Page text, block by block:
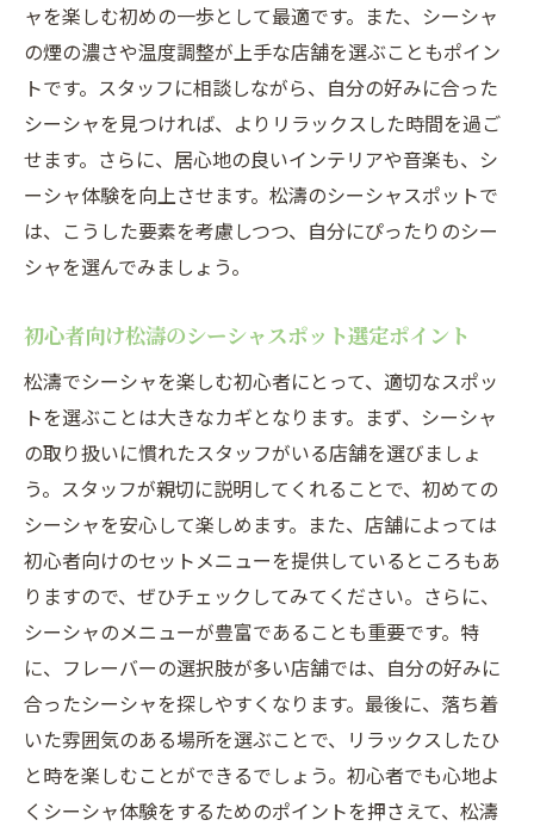
ャを楽しむ初めの一歩として最適です。また、シーシャ
の煙の濃さや温度調整が上手な店舗を選ぶこともポイン
トです。スタッフに相談しながら、自分の好みに合った
シーシャを見つければ、よりリラックスした時間を過ご
せます。さらに、居心地の良いインテリアや音楽も、シ
ーシャ体験を向上させます。松濤のシーシャスポットで
は、こうした要素を考慮しつつ、自分にぴったりのシー
シャを選んでみましょう。
初心者向け松濤のシーシャスポット選定ポイント
松濤でシーシャを楽しむ初心者にとって、適切なスポッ
トを選ぶことは大きなカギとなります。まず、シーシャ
の取り扱いに慣れたスタッフがいる店舗を選びましょ
う。スタッフが親切に説明してくれることで、初めての
シーシャを安心して楽しめます。また、店舗によっては
初心者向けのセットメニューを提供しているところもあ
りますので、ぜひチェックしてみてください。さらに、
シーシャのメニューが豊富であることも重要です。特
に、フレーバーの選択肢が多い店舗では、自分の好みに
合ったシーシャを探しやすくなります。最後に、落ち着
いた雰囲気のある場所を選ぶことで、リラックスしたひ
と時を楽しむことができるでしょう。初心者でも心地よ
くシーシャ体験をするためのポイントを押さえて、松濤